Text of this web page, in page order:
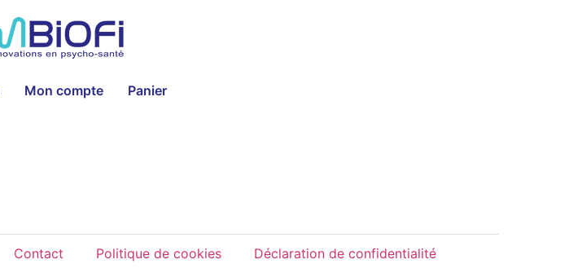
Mon compte Panier
Contact Politique de cookies Déclaration de confidentialité